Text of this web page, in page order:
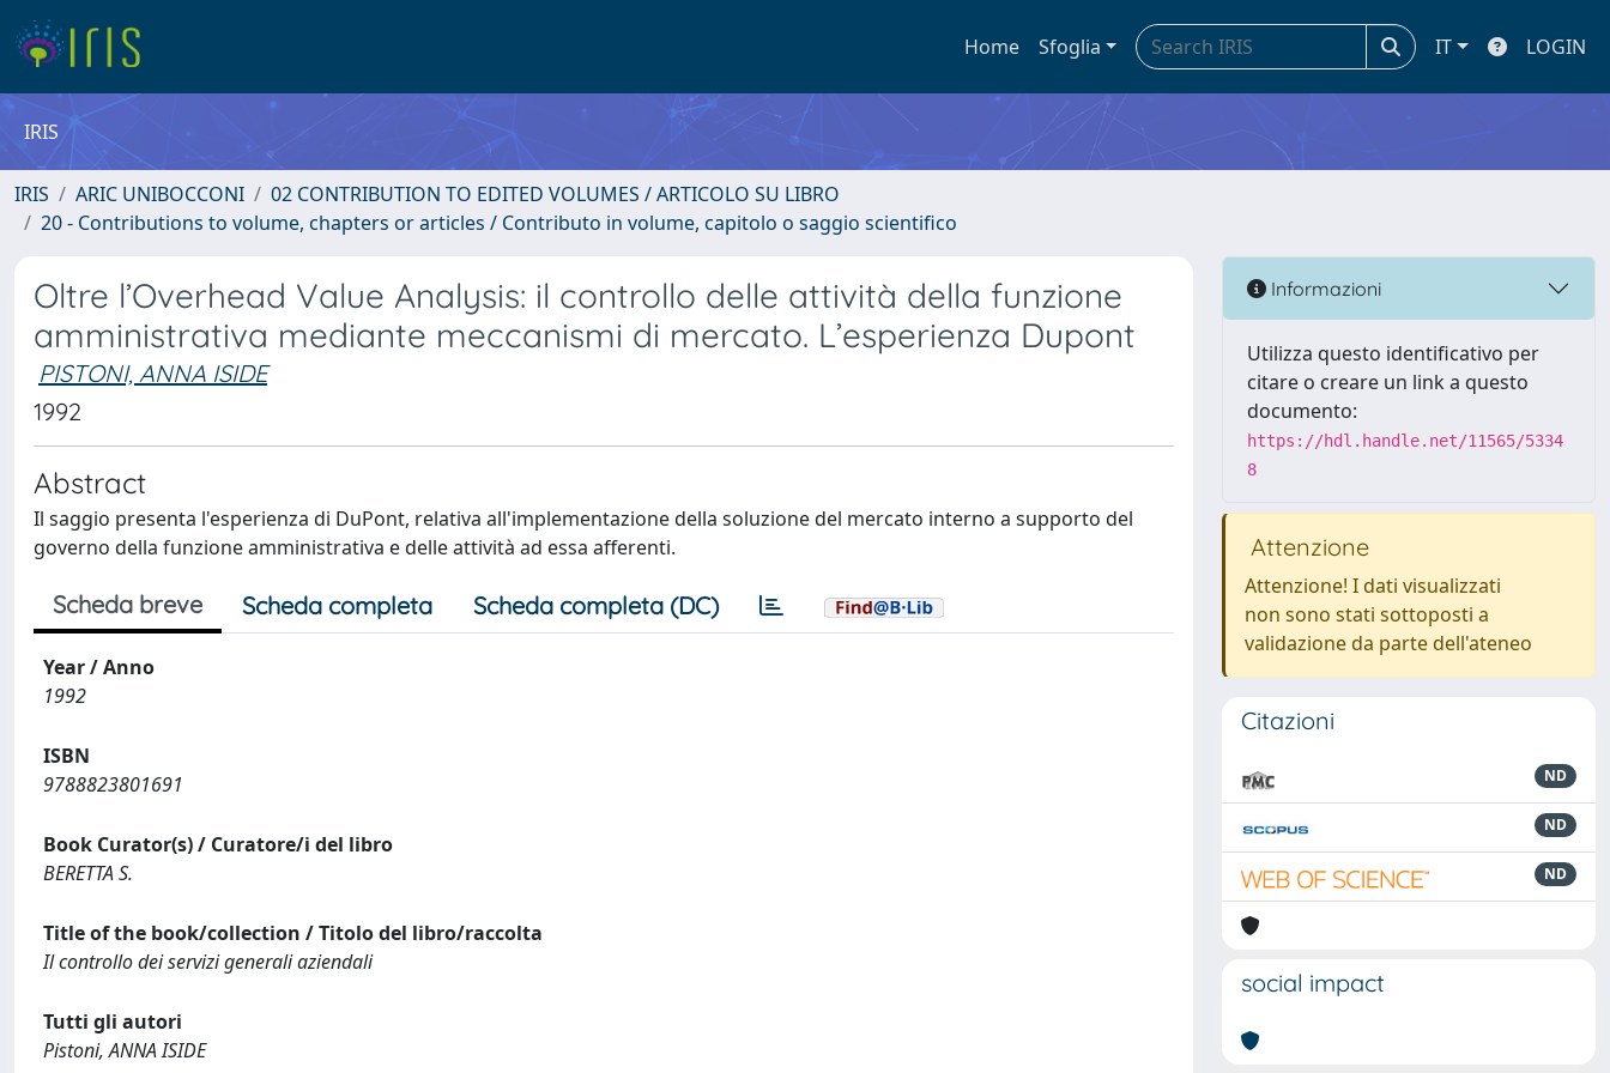
Home Sfoglia IT LOGIN
IRIS
IRIS ARIC UNIBOCCONI
02 CONTRIBUTION TO EDITED VOLUMES / ARTICOLO SU LIBRO
20 - Contributions to volume, chapters or articles / Contributo in volume, capitolo o saggio scientifico
Oltre l’Overhead Value Analysis: il controllo delle attività della funzione
amministrativa mediante meccanismi di mercato. L’esperienza Dupont
PISTONI, ANNA ISIDE
1992
Abstract
Il saggio presenta l'esperienza di DuPont, relativa all'implementazione della soluzione del mercato interno a supporto del
governo della funzione amministrativa e delle attività ad essa afferenti.
Scheda breve Scheda completa Scheda completa (DC)
Year / Anno
1992
ISBN
9788823801691
Book Curator(s) / Curatore/i del libro
BERETTA S.
Title of the book/collection / Titolo del libro/raccolta
Il controllo dei servizi generali aziendali
Tutti gli autori
Pistoni, ANNA ISIDE
Informazioni
Utilizza questo identificativo per
citare o creare un link a questo
documento:
https://hdl.handle.net/11565/5334
8
Attenzione
Attenzione! I dati visualizzati
non sono stati sottoposti a
validazione da parte dell'ateneo
Citazioni
ND
ND
ND
social impact